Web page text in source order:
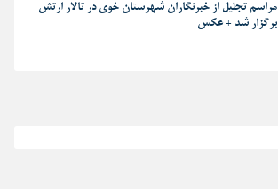
مراسم تجلیل از خبرنگاران شهرستان خوی در تالار ارتش
برگزار شد + عکس